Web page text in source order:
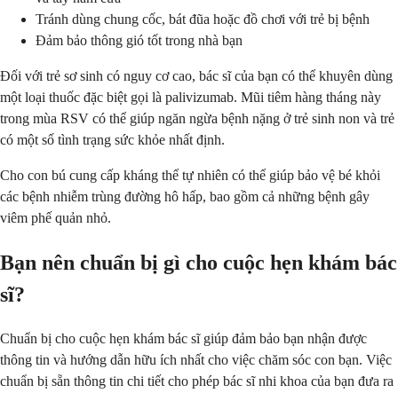
Tránh dùng chung cốc, bát đũa hoặc đồ chơi với trẻ bị bệnh
Đảm bảo thông gió tốt trong nhà bạn
Đối với trẻ sơ sinh có nguy cơ cao, bác sĩ của bạn có thể khuyên dùng
một loại thuốc đặc biệt gọi là palivizumab. Mũi tiêm hàng tháng này
trong mùa RSV có thể giúp ngăn ngừa bệnh nặng ở trẻ sinh non và trẻ
có một số tình trạng sức khỏe nhất định.
Cho con bú cung cấp kháng thể tự nhiên có thể giúp bảo vệ bé khỏi
các bệnh nhiễm trùng đường hô hấp, bao gồm cả những bệnh gây
viêm phế quản nhỏ.
Bạn nên chuẩn bị gì cho cuộc hẹn khám bác
sĩ?
Chuẩn bị cho cuộc hẹn khám bác sĩ giúp đảm bảo bạn nhận được
thông tin và hướng dẫn hữu ích nhất cho việc chăm sóc con bạn. Việc
chuẩn bị sẵn thông tin chi tiết cho phép bác sĩ nhi khoa của bạn đưa ra